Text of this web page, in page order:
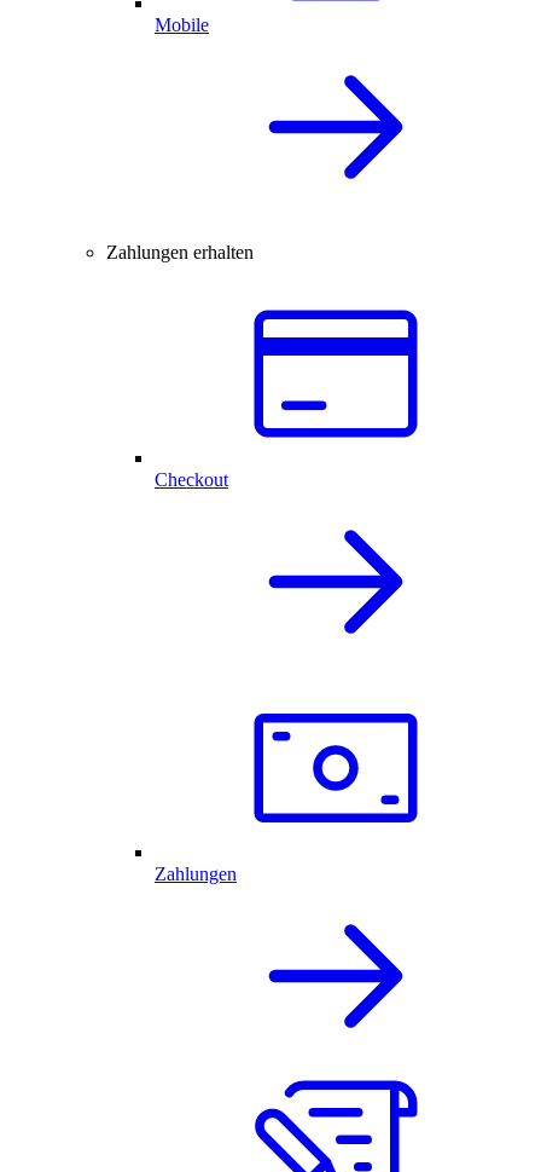
Mobile
Zahlungen erhalten
Checkout
Zahlungen